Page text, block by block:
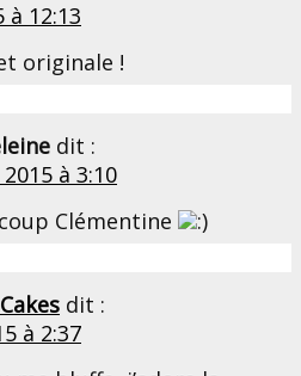
à 12:13
originale !
dit :
à 3:10
Clémentine
dit :
à 2:37